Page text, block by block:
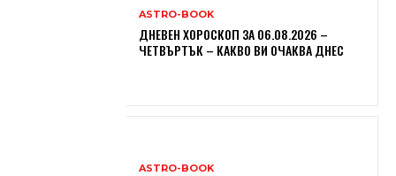
ASTRO-BOOK
ДНЕВЕН ХОРОСКОП ЗА 06.08.2026 –
ЧЕТВЪРТЪК – КАКВО ВИ ОЧАКВА ДНЕС
ASTRO-BOOK